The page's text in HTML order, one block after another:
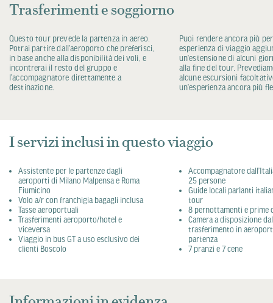
Trasferimenti e soggiorno
Questo tour prevede la partenza in aereo.
Potrai partire dall’aeroporto che preferisci,
in base anche alla disponibilità dei voli, e
incontrerai il resto del gruppo e
l’accompagnatore direttamente a
destinazione.
Puoi rendere ancora più
esperienza di viaggio
un’estensione di alcuni
alla fine del tour.
alcune escursioni
un’esperienza ancora più
I servizi inclusi in questo viaggio
Assistente per le partenze dagli
aeroporti di Milano Malpensa e Roma
Fiumicino
Volo a/r con franchigia bagagli inclusa
Tasse aeroportuali
Trasferimenti aeroporto/hotel e
viceversa
Viaggio in bus GT a uso esclusivo dei
clienti Boscolo
Accompagnatore
25 persone
Guide locali parlanti
tour
8 pernottamenti e prime
Camera a disposizione
trasferimento in
partenza
7 pranzi e 7 cene